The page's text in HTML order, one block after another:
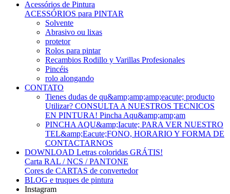
Acessórios de Pintura
ACESSÓRIOS para PINTAR
Solvente
Abrasivo ou lixas
protetor
Rolos para pintar
Recambios Rodillo y Varillas Profesionales
Pincéis
rolo alongando
CONTATO
Tienes dudas de qu&amp;amp;amp;eacute; producto
Utilizar? CONSULTA A NUESTROS TECNICOS
EN PINTURA! Pincha Aqu&amp;amp;am
PINCHA AQU&amp;Iacute; PARA VER NUESTRO
TEL&amp;Eacute;FONO, HORARIO Y FORMA DE
CONTACTARNOS
DOWNLOAD Letras coloridas GRÁTIS!
Carta RAL / NCS / PANTONE
Cores de CARTAS de convertedor
BLOG e truques de pintura
Instagram